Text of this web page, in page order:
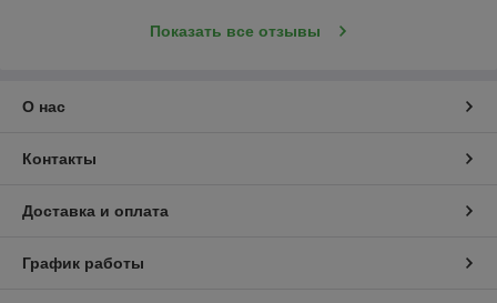
Показать все отзывы
О нас
Контакты
Доставка и оплата
График работы